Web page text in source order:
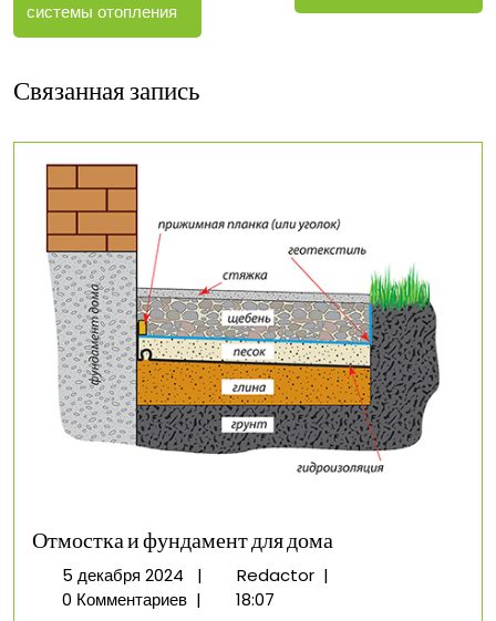
системы отопления
Связанная запись
Отмостка и фундамент для дома
5 декабря 20245
декабря
| RedactorОтмостка
|
0 Комментариев |
18:07